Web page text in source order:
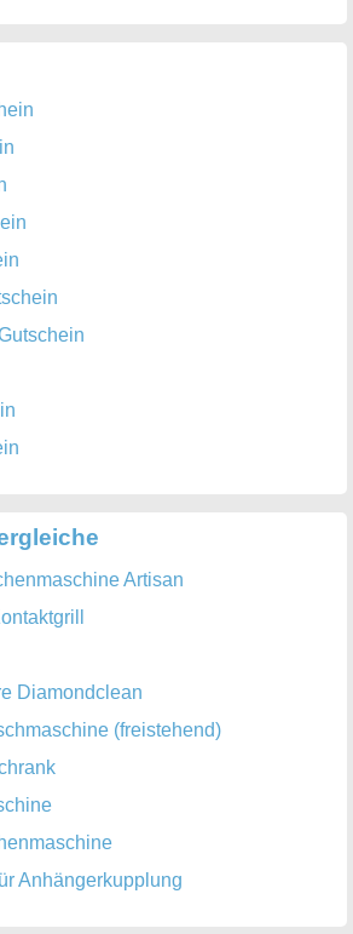
Artisan
Diamondclean
(freistehend)
Anhängerkupplung